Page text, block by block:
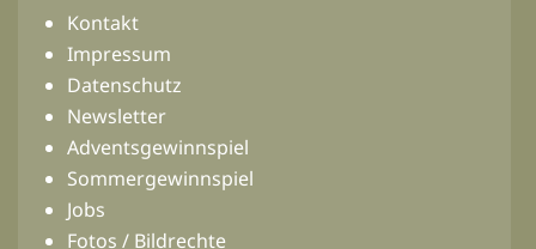
Kontakt
Impressum
Datenschutz
Newsletter
Adventsgewinnspiel
Sommergewinnspiel
Jobs
Fotos / Bildrechte